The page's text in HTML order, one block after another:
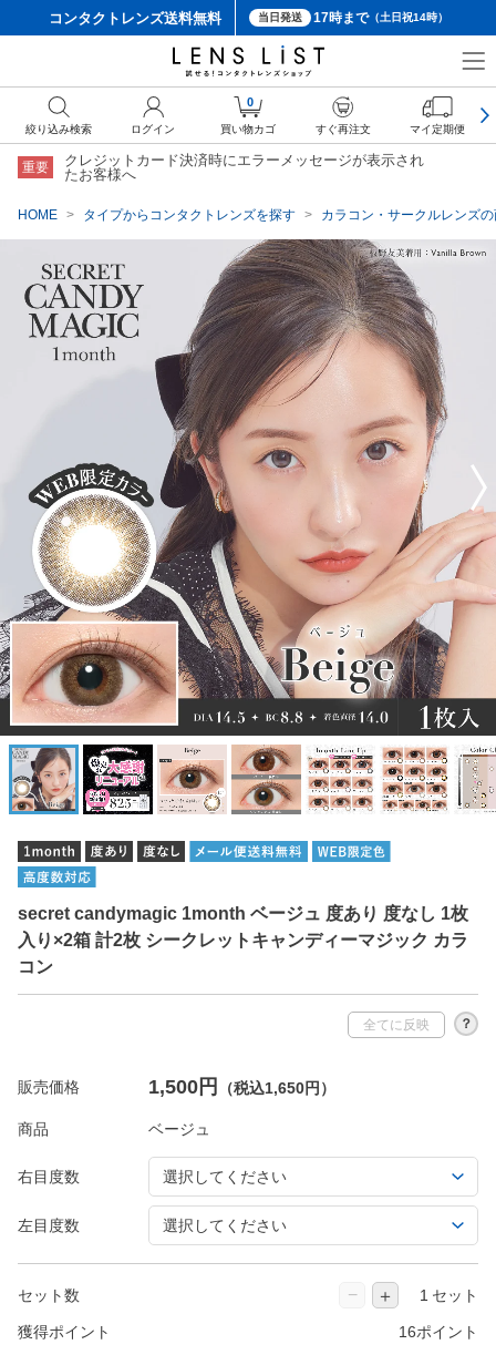
コンタクトレンズ送料無料 当日発送 17時まで（土日祝14時）
重要
クレジットカード決済時にエラーメッセージが表示され
たお客様へ
HOME タイプからコンタクトレンズを探す カラコン・サークルレンズ
secret candymagic 1month ベージュ 度あり 度なし 1枚
入り×2箱 計2枚 シークレットキャンディーマジック カラ
コン
全てに反映 ？
販売価格 1,500円 （税込1,650円）
商品
右目度数
左目度数
セット数 − ＋ セット
獲得ポイント 16ポイント
絞り込み検索 ログイン
0
買い物カゴ すぐ再注文 マイ定期便
クーポン詳細